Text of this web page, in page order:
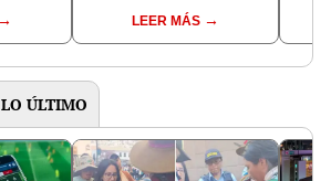
de mesa para este 4 de
octubre en el link oficial
LEER MÁS
LO ÚLTIMO